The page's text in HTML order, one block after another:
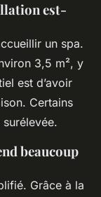
est-
un spa.
3,5 m², y
est d’avoir
Certains
surélevée.
beaucoup
Grâce à la